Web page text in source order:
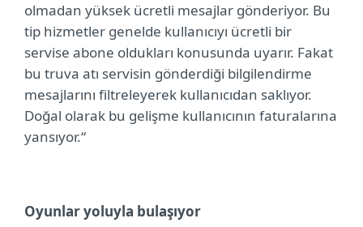
olmadan yüksek ücretli mesajlar gönderiyor. Bu
tip hizmetler genelde kullanıcıyı ücretli bir
servise abone oldukları konusunda uyarır. Fakat
bu truva atı servisin gönderdiği bilgilendirme
mesajlarını filtreleyerek kullanıcıdan saklıyor.
Doğal olarak bu gelişme kullanıcının faturalarına
yansıyor.“
Oyunlar yoluyla bulaşıyor